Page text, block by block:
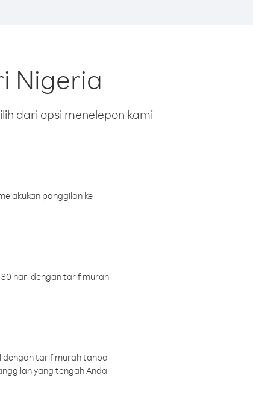
Nigeria
dari opsi menelepon kami
panggilan ke
30 hari dengan tarif murah
dengan tarif murah tanpa
yang tengah Anda